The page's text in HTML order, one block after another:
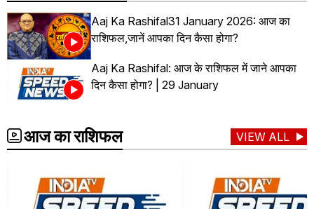
Aaj Ka Rashifal31 January 2026: आज का
राशिफल,जानें आपका दिन कैसा होगा?
Aaj Ka Rashifal: आज के राशिफल में जाने आपका
दिन कैसा होगा? | 29 January
आज का राशिफल VIEW ALL